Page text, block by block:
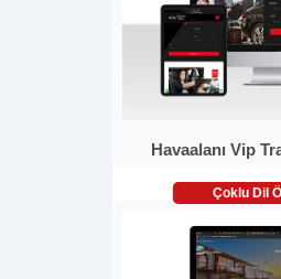
Havaalanı Vip
Çoklu Dil